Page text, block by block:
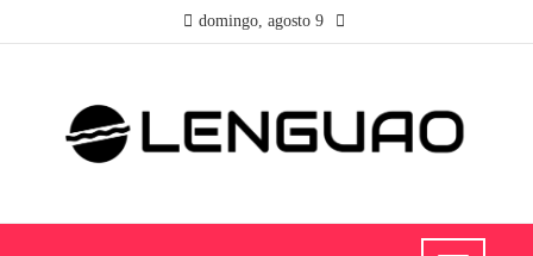
domingo, agosto 9